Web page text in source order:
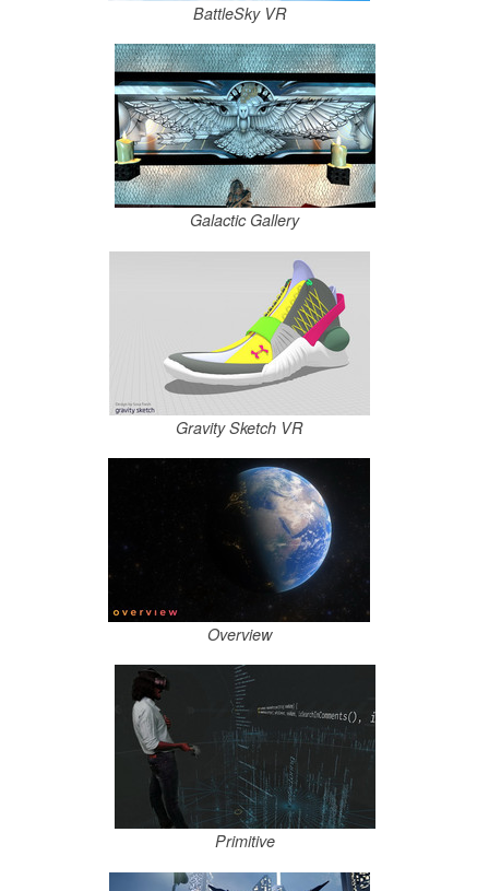
BattleSky VR
Galactic Gallery
Gravity Sketch VR
Overview
Primitive